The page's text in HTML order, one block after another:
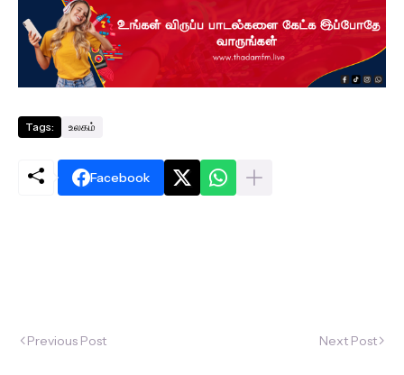
Tags: உலகம்
Facebook
Previous Post Next Post